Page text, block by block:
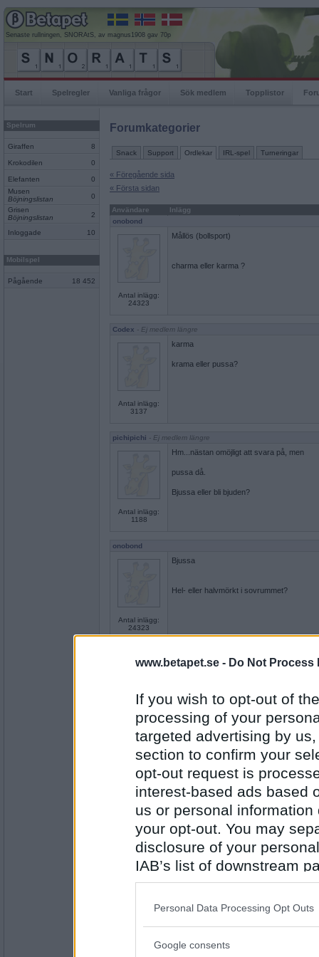
www.betapet.se - Do Not Process
If you wish to opt-out of
processing of your
targeted advertising by
section to confirm your
opt-out request is
interest-based ads based
us or personal
your opt-out. You may
disclosure of your
IAB’s list of downstream
also be disclosed by us
Downstream Participants
Please note that this
Personal Data Processing Opt Outs
Google consents
Senaste rullningen, SNORAtS, av magnus1908 gav 70p
Start Spelregler Vanliga frågor Sök medlem Topplistor
Spelrum
Giraffen 8
Krokodilen 0
Elefanten
0
Musen
Böjningslistan
0
Grisen
Böjningslistan
2
Inloggade 10
Mobilspel
Pågående 18 452
Forumkategorier
Snack Support Ordlekar IRL-spel Turneringar
« Föregående sida
« Första sidan
Användare
Inlägg
onobond
Antal inlägg:
24323
Mållös (bollsport)
charma eller karma ?
Codex - Ej medlem längre
Antal inlägg:
3137
karma
krama eller pussa?
pichipichi - Ej medlem längre
Antal inlägg:
1188
Hm...nästan omöjligt att svara på, men
pussa då.
Bjussa eller bli bjuden?
onobond
Antal inlägg:
24323
Bjussa
Hel- eller halvmörkt i sovrummet?
Antal inlägg:
3137
halvmörkt
onobond
Antal inlägg:
24323
tala ( men tiga har sin plats också)
spel eller dobbel?
- Ej medlem längre
Antal inlägg:
spel
spader eller hjärter?